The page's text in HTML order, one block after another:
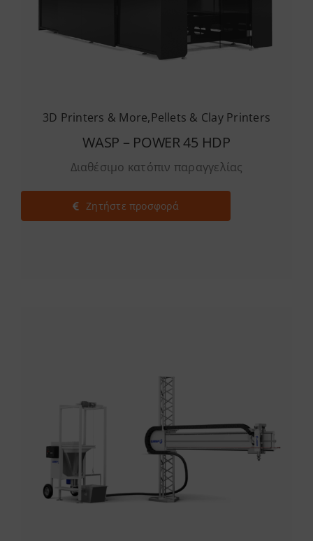
3D Printers & More,Pellets & Clay Printers
WASP – POWER 45 HDP
Διαθέσιμο κατόπιν παραγγελίας
Ζητήστε προσφορά